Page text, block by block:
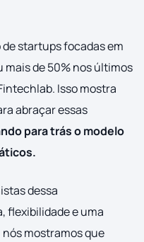
startups focadas em
mais de 50% nos últimos
Isso mostra
abraçar essas
para trás o modelo
dessa
flexibilidade e uma
mostramos que